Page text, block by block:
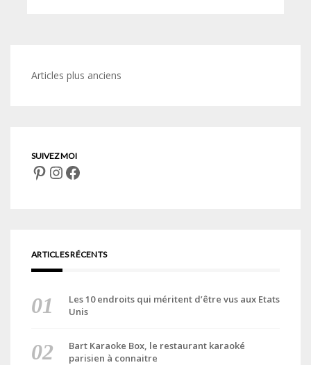
Navigation
Articles plus anciens
Pinterest
Instagram
Facebook
ARTICLES RÉCENTS
Les 10 endroits qui méritent d’être vus aux Etats
Unis
Bart Karaoke Box, le restaurant karaoké
parisien à connaitre